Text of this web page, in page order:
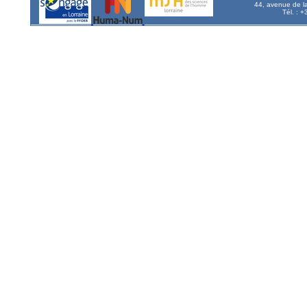
44, avenue de
Tél. :